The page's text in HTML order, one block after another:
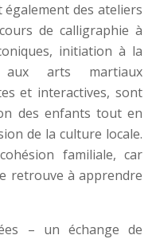
des ateliers
de calligraphie à
initiation à la
aux arts martiaux
et interactives, sont
des enfants tout en
de la culture locale.
familiale, car
retrouve à apprendre
– un échange de